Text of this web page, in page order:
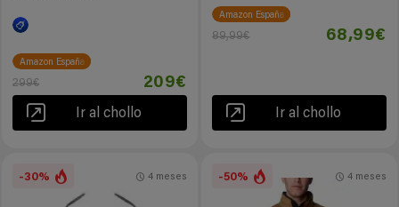
Amazon España
299€ 209€
Ir al chollo
Amazon España
89,99€ 68,99€
Ir al chollo
-30% 4 meses -50% 4 meses